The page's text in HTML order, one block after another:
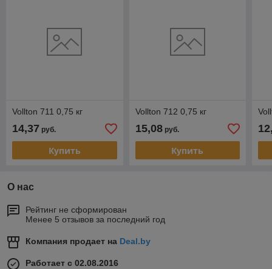
Vollton 711 0,75 кг
14,37 руб.
Купить
Vollton 712 0,75 кг
15,08руб.
Купить
О нас
Рейтинг не сформирован
Менее 5 отзывов за последний год
Компания продает на Deal.by
Работает с 02.08.2016